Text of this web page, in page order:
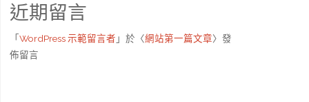
近期留言
「WordPress 示範留言者 」於〈網站第一篇文章〉發
佈留言